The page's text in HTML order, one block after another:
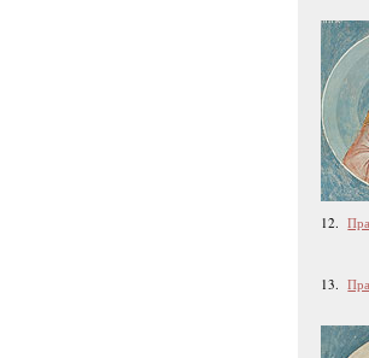
12.
13.